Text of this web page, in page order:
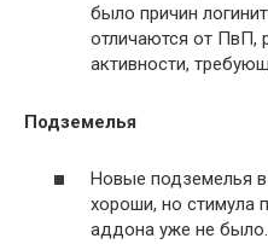
было причин
отличаются от ПвП,
активности,
Подземелья
Новые подземелья
хороши, но стимула
аддона уже не было.